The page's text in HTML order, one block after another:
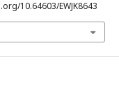
10.64603/EWJK8643